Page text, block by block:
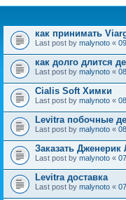
как принимать
Last post by malynoto «
как долго длится
Last post by malynoto «
Cialis Soft Химки
Last post by malynoto «
Levitra побочные
Last post by malynoto «
Заказать Дженерик
Last post by malynoto «
Levitra доставка
Last post by malynoto «